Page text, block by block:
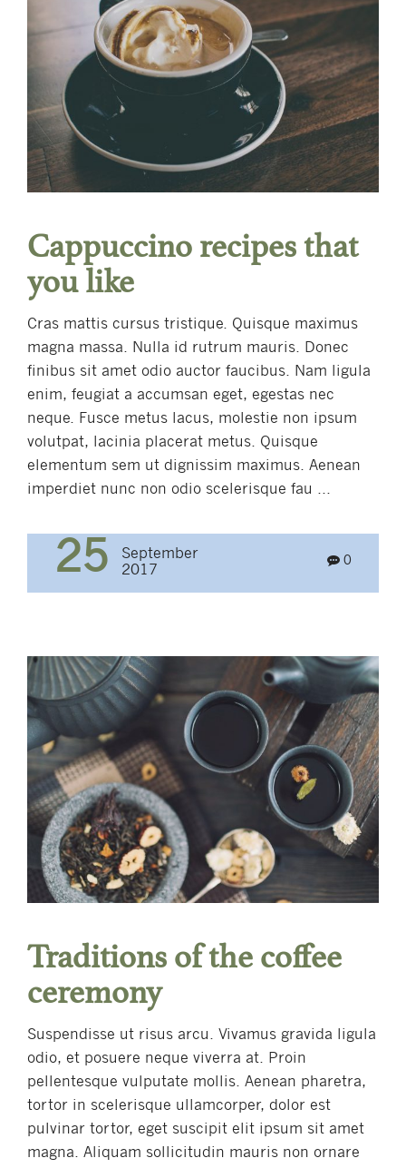
Cappuccino recipes that
you like
Cras mattis cursus tristique. Quisque maximus
magna massa. Nulla id rutrum mauris. Donec
finibus sit amet odio auctor faucibus. Nam ligula
enim, feugiat a accumsan eget, egestas nec
neque. Fusce metus lacus, molestie non ipsum
volutpat, lacinia placerat metus. Quisque
elementum sem ut dignissim maximus. Aenean
imperdiet nunc non odio scelerisque fau ...
25
September
2017
0
Traditions of the coffee
ceremony
Suspendisse ut risus arcu. Vivamus gravida ligula
odio, et posuere neque viverra at. Proin
pellentesque vulputate mollis. Aenean pharetra,
tortor in scelerisque ullamcorper, dolor est
pulvinar tortor, eget suscipit elit ipsum sit amet
magna. Aliquam sollicitudin mauris non ornare